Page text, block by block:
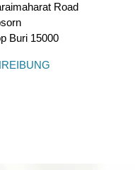
Road
Buri 15000